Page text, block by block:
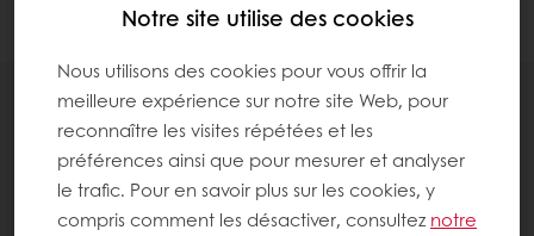
Filtres
Fourrages
Notre site utilise des cookies
Nous utilisons des cookies pour vous offrir la
meilleure expérience sur notre site Web, pour
reconnaître les visites répétées et les
préférences ainsi que pour mesurer et analyser
le trafic. Pour en savoir plus sur les cookies, y
compris comment les désactiver, consulteznotre